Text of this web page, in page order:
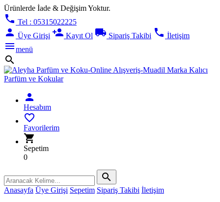
Ürünlerde İade & Değişim Yoktur.
phone Tel : 05315022225
person Üye Girişi person_add Kayıt Ol local_shipping Sipariş Takibi phone İletişim
menumenü
search
person
Hesabım
favorite_border
Favorilerim
shopping_cart
Sepetim
0
search
Anasayfa Üye Girişi Sepetim Sipariş Takibi İletişim